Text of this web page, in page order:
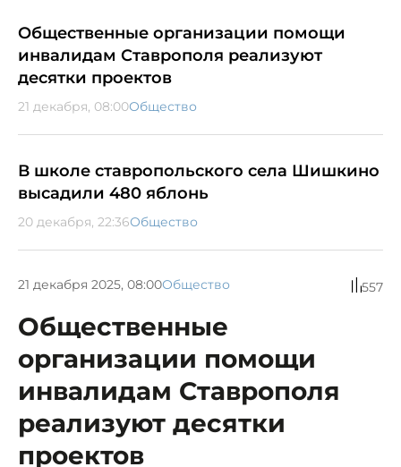
Общественные организации помощи
инвалидам Ставрополя реализуют
десятки проектов
21 декабря, 08:00Общество
В школе ставропольского села Шишкино
высадили 480 яблонь
20 декабря, 22:36Общество
21 декабря 2025, 08:00Общество 557
Общественные
организации помощи
инвалидам Ставрополя
реализуют десятки
проектов